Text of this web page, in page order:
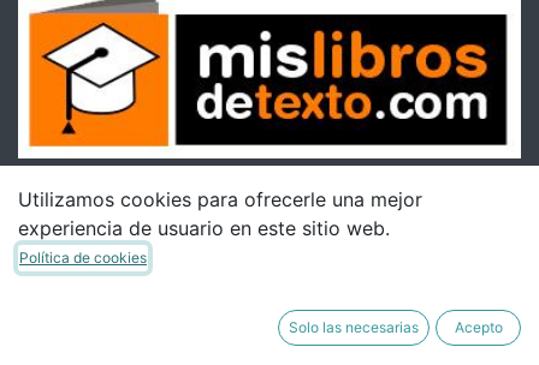
Utilizamos cookies para ofrecerle una mejor
experiencia de usuario en este sitio web.
Política de cookies
Solo las necesarias Acepto